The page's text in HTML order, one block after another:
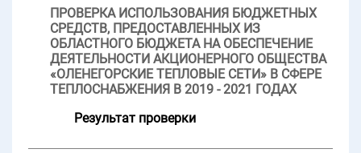
ПРОВЕРКА ИСПОЛЬЗОВАНИЯ БЮДЖЕТНЫХ
СРЕДСТВ, ПРЕДОСТАВЛЕННЫХ ИЗ
ОБЛАСТНОГО БЮДЖЕТА НА ОБЕСПЕЧЕНИЕ
ДЕЯТЕЛЬНОСТИ АКЦИОНЕРНОГО ОБЩЕСТВА
«ОЛЕНЕГОРСКИЕ ТЕПЛОВЫЕ СЕТИ» В СФЕРЕ
ТЕПЛОСНАБЖЕНИЯ В 2019 - 2021 ГОДАХ
Результат проверки